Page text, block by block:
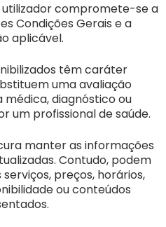
utilizador compromete-se a
Condições Gerais e a
aplicável.
têm caráter
uma avaliação
médica, diagnóstico ou
um profissional de saúde.
manter as informações
Contudo, podem
preços, horários,
ou conteúdos